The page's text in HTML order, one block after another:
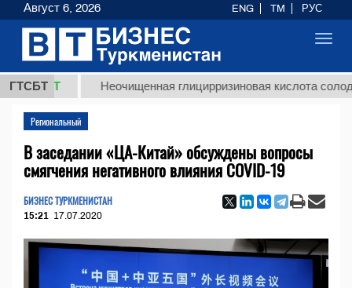
ГТСБТ Неочищенная глицирризиновая кислота солодкового
Региональный
В заседании «ЦА-Китай» обсуждены вопросы
смягчения негативного влияния COVID-19
БИЗНЕС ТУРКМЕНИСТАН
15:21 17.07.2020
Август 6, 2026 ENG TM РУС